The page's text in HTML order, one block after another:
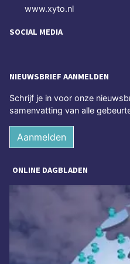
www.xyto.nl
SOCIAL MEDIA
NIEUWSBRIEF AANMELDEN
Schrijf je in voor onze
samenvatting van alle
Aanmelden
ONLINE DAGBLADEN